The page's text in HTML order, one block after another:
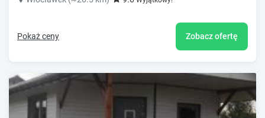
Pokaż ceny Zobacz ofertę